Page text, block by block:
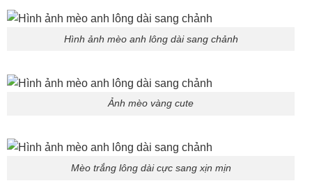
Hình ảnh mèo anh lông dài sang chảnh
Ảnh mèo vàng cute
Mèo trắng lông dài cực sang xịn mịn